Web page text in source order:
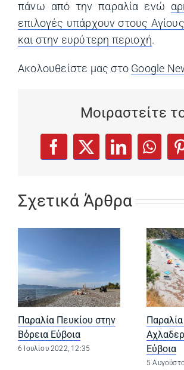
πάνω από την παραλία ενώ
επιλογές υπάρχουν στους
και στην ευρύτερη περιοχή.
Ακολουθείστε μας στο Google
Μοιραστείτε
Facebook
(opens in a new tab)
X
(opens in a new
LinkedIn
(opens in a
Σχετικά Άρθρα
Παραλία Πευκίου στην
Βόρεια Εύβοια
6 Ιουλίου 2022, 12:35
Εύβοια
5